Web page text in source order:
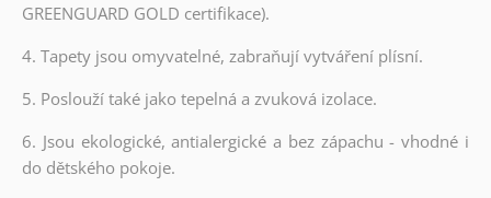
GREENGUARD GOLD certifikace).
4. Tapety jsou omyvatelné, zabraňují vytváření plísní.
5. Poslouží také jako tepelná a zvuková izolace.
6. Jsou ekologické, antialergické a bez zápachu - vhodné i
do dětského pokoje.